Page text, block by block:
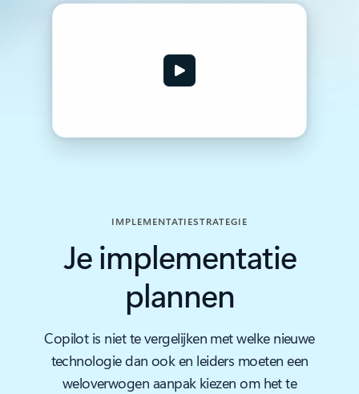
IMPLEMENTATIESTRATEGIE
Je implementatie
plannen
Copilot is niet te vergelijken met welke nieuwe
technologie dan ook en leiders moeten een
weloverwogen aanpak kiezen om het te